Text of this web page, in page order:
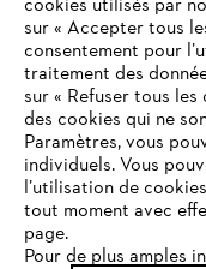
Contact
Politique de
VOTRE
N'EST PLUS
Vous utilisez un
en charge, et
peuvent fonctionner
optimale de notre
cookies utilisés par
sur « Accepter tous
consentement pour
traitement des
sur « Refuser tous
des cookies qui ne
Paramètres, vous
individuels. Vous
l’utilisation de
tout moment avec
page.
Pour de plus amples